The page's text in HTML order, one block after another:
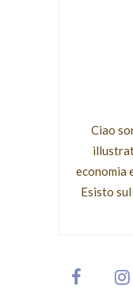
Ciao
economia
Esisto